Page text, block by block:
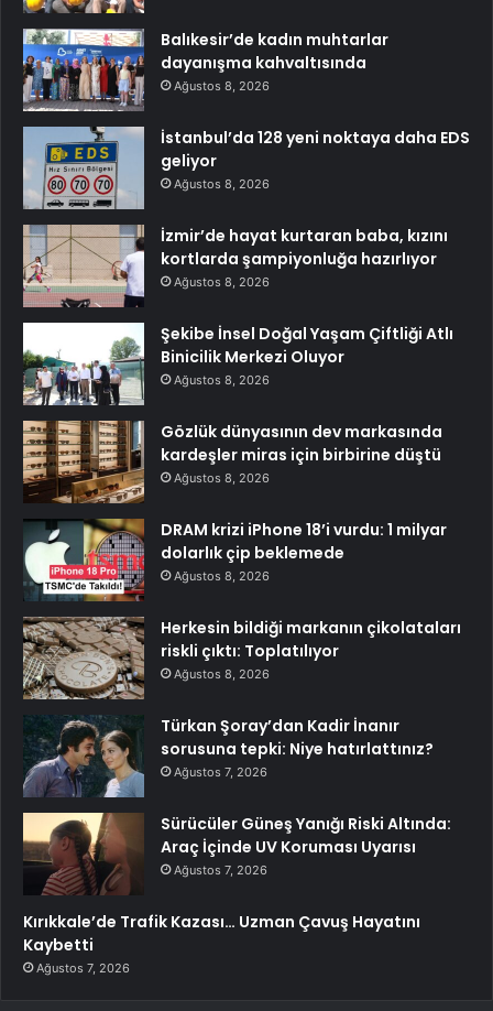
Balıkesir’de kadın muhtarlar
dayanışma kahvaltısında
Ağustos 8, 2026
İstanbul’da 128 yeni noktaya daha EDS
geliyor
Ağustos 8, 2026
İzmir’de hayat kurtaran baba, kızını
kortlarda şampiyonluğa hazırlıyor
Ağustos 8, 2026
Şekibe İnsel Doğal Yaşam Çiftliği Atlı
Binicilik Merkezi Oluyor
Ağustos 8, 2026
Gözlük dünyasının dev markasında
kardeşler miras için birbirine düştü
Ağustos 8, 2026
DRAM krizi iPhone 18’i vurdu: 1 milyar
dolarlık çip beklemede
Ağustos 8, 2026
Herkesin bildiği markanın çikolataları
riskli çıktı: Toplatılıyor
Ağustos 8, 2026
Türkan Şoray’dan Kadir İnanır
sorusuna tepki: Niye hatırlattınız?
Ağustos 7, 2026
Sürücüler Güneş Yanığı Riski Altında:
Araç İçinde UV Koruması Uyarısı
Ağustos 7, 2026
Kırıkkale’de Trafik Kazası… Uzman Çavuş Hayatını
Kaybetti
Ağustos 7, 2026